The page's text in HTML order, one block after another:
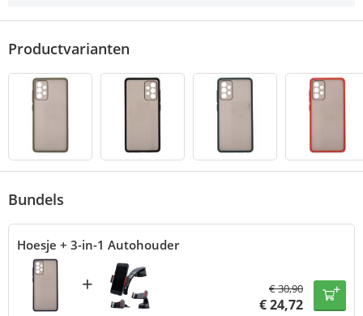
Productvarianten
Bundels
Hoesje + 3-in-1 Autohouder
+ €30,90
€24,72